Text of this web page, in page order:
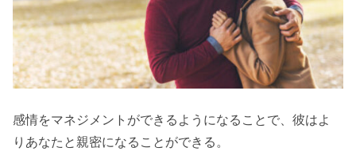
感情をマネジメントができるようになることで、彼はよ
りあなたと親密になることができる。